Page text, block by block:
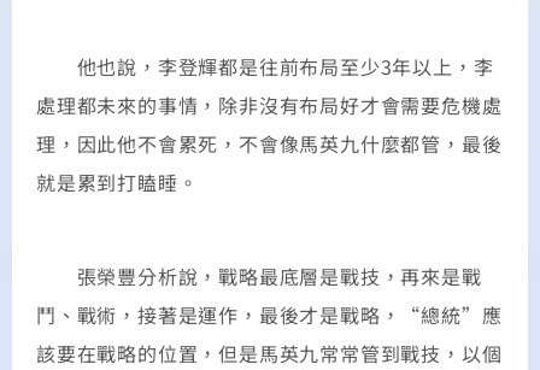
他也說，李登輝都是往前布局至少3年以上，李
處理都未來的事情，除非沒有布局好才會需要危機處
理，因此他不會累死，不會像馬英九什麼都管，最後
就是累到打瞌睡。
張榮豐分析說，戰略最底層是戰技，再來是戰
鬥、戰術，接著是運作，最後才是戰略，“總統”應
該要在戰略的位置，但是馬英九常常管到戰技，以個